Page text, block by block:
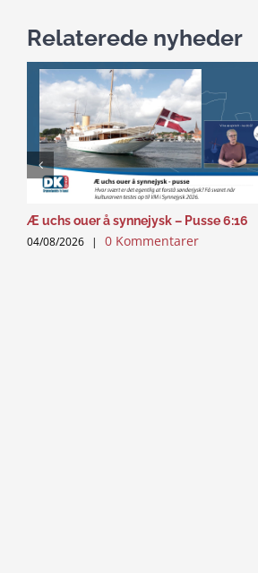
Relaterede nyheder
Æ uchs ouer å synnejysk – Pusse 6:16
04/08/2026 | 0 Kommentarer